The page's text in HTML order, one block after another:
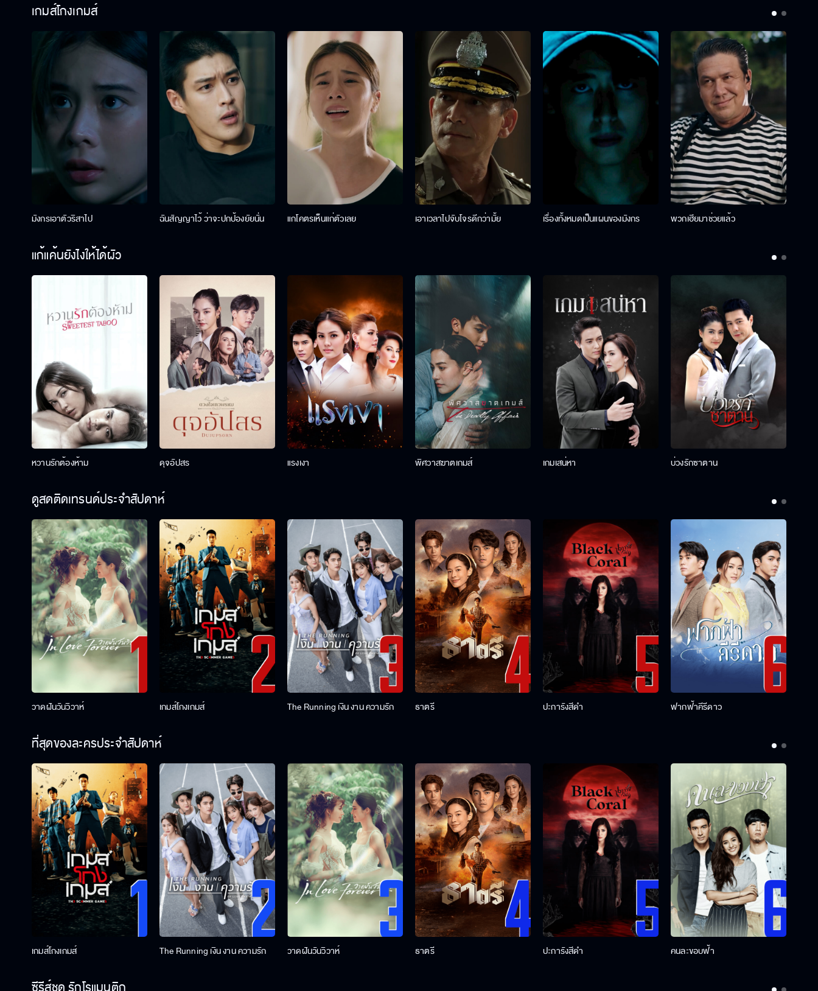
เกมส์โกงเกมส์
มังกรเอาตัวริสาไป ฉันสัญญาไว้ ว่าจะปกป้องยัยนั่น แกโคตรเห็นแก่ตัวเลย เอาเวลาไปจับโจรดีกว่ามั้ย เรื่องทั้งหมดเป็นแผนของมังกร พวกเฮียมาช่วยแล้ว
แก้แค้นยังไงให้ได้ผัว
หวานรักต้องห้าม ดุจอัปสร แรงเงา พิศวาสฆาตเกมส์ เกมเสน่หา บ่วงรักซาตาน
ดูสดติดเทรนด์ประจำสัปดาห์
วาดฝันวันวิวาห์ เกมส์โกงเกมส์ The Running เงิน งาน ความรัก ธาตรี ปะการังสีดำ ฟากฟ้าคีรีดาว
ที่สุดของละครประจำสัปดาห์
เกมส์โกงเกมส์ The Running เงิน งาน ความรัก วาดฝันวันวิวาห์ ธาตรี ปะการังสีดำ คนละขอบฟ้า